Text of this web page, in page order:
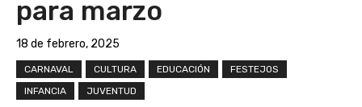
para marzo
18 de febrero, 2025
CARNAVAL CULTURA EDUCACIÓN
FESTEJOS
INFANCIA
JUVENTUD